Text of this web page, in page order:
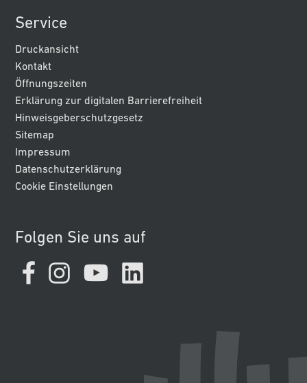
Service
Druckansicht
Kontakt
Öffnungszeiten
Erklärung zur digitalen Barrierefreiheit
Hinweisgeberschutzgesetz
Sitemap
Impressum
Datenschutzerklärung
Cookie Einstellungen
Folgen Sie uns auf